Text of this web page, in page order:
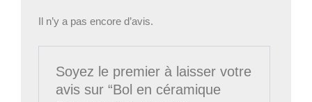
Il n’y a pas encore d’avis.
Soyez le premier à laisser votre
avis sur “Bol en céramique